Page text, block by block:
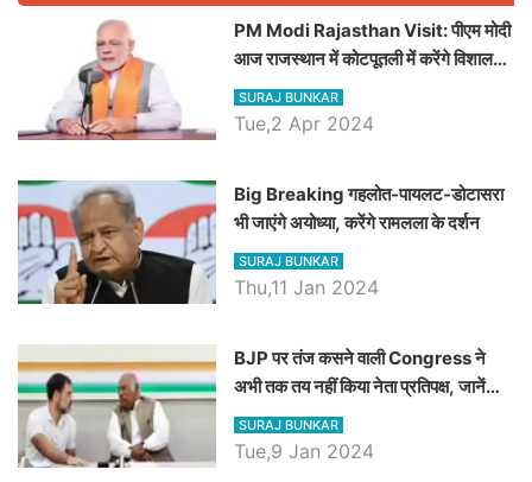
PM Modi Rajasthan Visit: पीएम मोदी
आज राजस्थान में कोटपूतली में करेंगे विशाल
रैली, एक सभा से 8 सीटों पर साधेगें निशाना
SURAJ BUNKAR
Tue,2 Apr 2024
Big Breaking गहलोत-पायलट-डोटासरा
भी जाएंगे अयोध्या, करेंगे रामलला के दर्शन
SURAJ BUNKAR
Thu,11 Jan 2024
BJP पर तंज कसने वाली Congress ने
अभी तक तय नहीं किया नेता प्रतिपक्ष, जानें
कौन होगा दावेदार
SURAJ BUNKAR
Tue,9 Jan 2024